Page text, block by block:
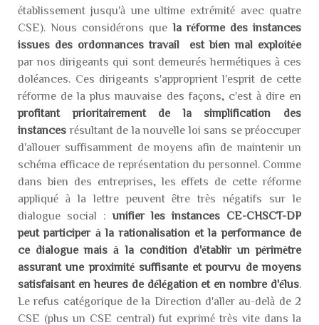
établissement jusqu'à une ultime extrémité avec quatre
CSE). Nous considérons quela réforme des instances
issues des ordonnances travail est bien mal exploitée
par nos dirigeants qui sont demeurés hermétiques à ces
doléances. Ces dirigeants s'approprient l'esprit de cette
réforme de la plus mauvaise des façons, c'est à dire en
profitant prioritairement de la simplification des
instances résultant de la nouvelle loi sans se préoccuper
d'allouer suffisamment de moyens afin de maintenir un
schéma efficace de représentation du personnel. Comme
dans bien des entreprises, les effets de cette réforme
appliqué à la lettre peuvent être très négatifs sur le
dialogue social :unifier les instances CE-CHSCT-DP
peut participer à la rationalisation et la performance de
ce dialogue mais à la condition d'établir un périmètre
assurant une proximité suffisante et pourvu de moyens
satisfaisant en heures de délégation et en nombre d'élus
Le refus catégorique de la Direction d'aller au-delà de 2
CSE (plus un CSE central) fut exprimé très vite dans la